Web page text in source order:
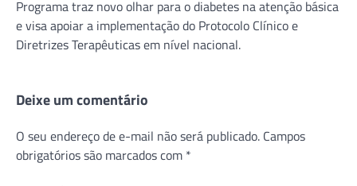
Programa traz novo olhar para o diabetes na atenção básica
e visa apoiar a implementação do Protocolo Clínico e
Diretrizes Terapêuticas em nível nacional.
Deixe um comentário
O seu endereço de e-mail não será publicado. Campos
obrigatórios são marcados com *